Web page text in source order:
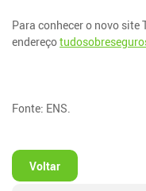
Para conhecer o novo site
endereço
Fonte: ENS.
Voltar